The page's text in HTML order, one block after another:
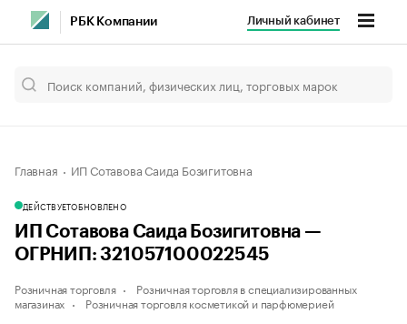
РБК Компании Личный кабинет
Главная ИП Сотавова Саида Бозигитовна
ДЕЙСТВУЕТОБНОВЛЕНО
ИП Сотавова Саида Бозигитовна —
ОГРНИП: 321057100022545
Розничная торговля
Розничная торговля в специализированных
магазинах
Розничная торговля косметикой и парфюмерией